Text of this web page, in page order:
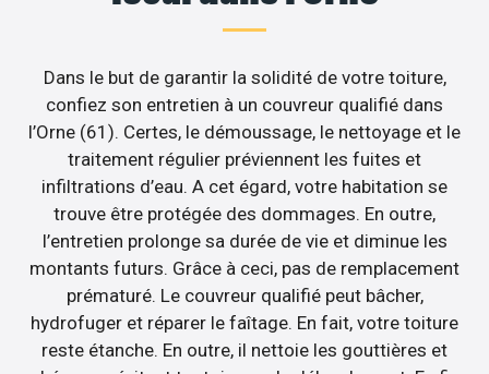
Dans le but de garantir la solidité de votre toiture,
confiez son entretien à un couvreur qualifié dans
l’Orne (61). Certes, le démoussage, le nettoyage et le
traitement régulier préviennent les fuites et
infiltrations d’eau. A cet égard, votre habitation se
trouve être protégée des dommages. En outre,
l’entretien prolonge sa durée de vie et diminue les
montants futurs. Grâce à ceci, pas de remplacement
prématuré. Le couvreur qualifié peut bâcher,
hydrofuger et réparer le faîtage. En fait, votre toiture
reste étanche. En outre, il nettoie les gouttières et